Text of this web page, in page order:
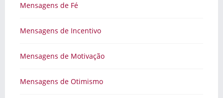
Mensagens de Fé
Mensagens de Incentivo
Mensagens de Motivação
Mensagens de Otimismo